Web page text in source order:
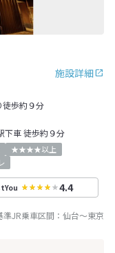
施設詳細
歩約９分
車 徒歩約９分
★★★★以上
4.4
準JR乗車区間： 仙台～東京